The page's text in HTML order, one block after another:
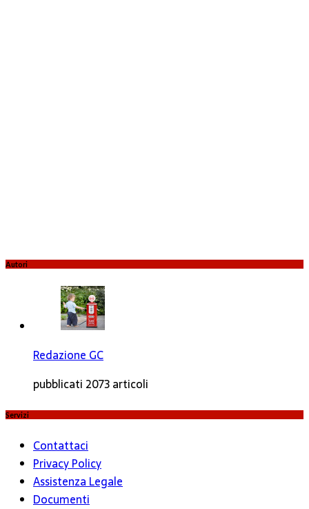
Autori
Redazione GC
pubblicati 2073 articoli
Servizi
Contattaci
Privacy Policy
Assistenza Legale
Documenti